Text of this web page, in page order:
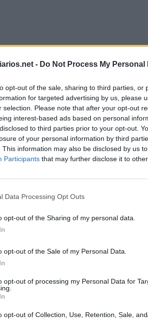
- Do Not Process My Personal
opt-out of the sale, sharing to third parties, or
for targeted advertising by us, please
selection. Please note that after your opt-out
interest-based ads based on personal
to third parties prior to your opt-out.
of your personal information by third
This information may also be disclosed by us
Participants that may further disclose it to
Data Processing Opt Outs
opt-out of the Sharing of my personal data.
opt-out of the Sale of my Personal Data.
opt-out of processing my Personal Data for
opt-out of Collection, Use, Retention, Sale,
__ amigos, álbum de
cabeça:
anos 1980
da TV